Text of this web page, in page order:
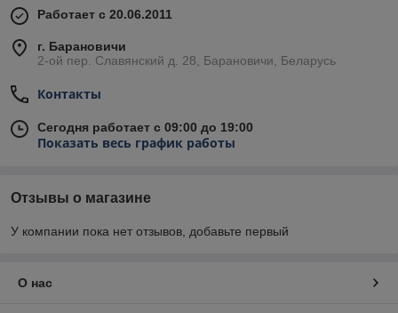
Работает с 20.06.2011
г. Барановичи
2-ой пер. Славянский д. 28, Барановичи, Беларусь
Контакты
Сегодня работает с 09:00 до 19:00
Показать весь график работы
Отзывы о магазине
У компании пока нет отзывов, добавьте первый
О нас